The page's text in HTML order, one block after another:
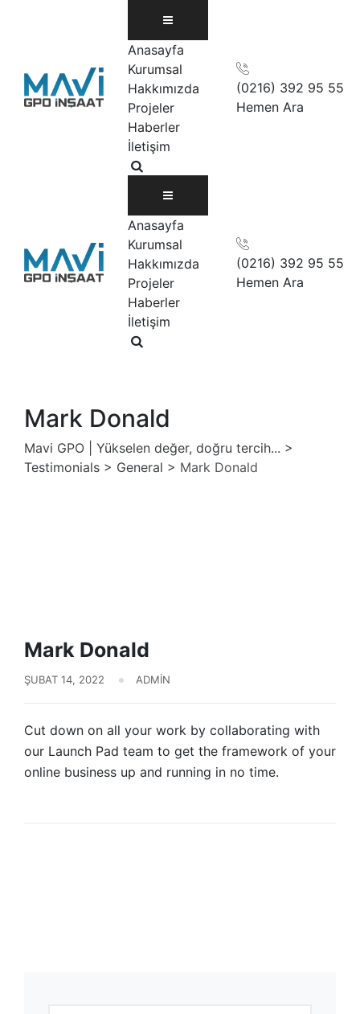
Anasayfa
Kurumsal
Hakkımızda
Projeler
Haberler
İletişim
(0216) 392 95 55
Hemen Ara
Anasayfa
Kurumsal
Hakkımızda
Projeler
Haberler
İletişim
(0216) 392 95 55
Hemen Ara
Mark Donald
Mavi GPO | Yükselen değer, doğru tercih... >
Testimonials > General > Mark Donald
Mark Donald
ŞUBAT 14, 2022 ADMIN
Cut down on all your work by collaborating with
our Launch Pad team to get the framework of your
online business up and running in no time.